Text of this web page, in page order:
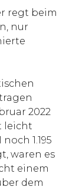
regt beim
nur
2022
leicht
1.195
waren es
einem
dem